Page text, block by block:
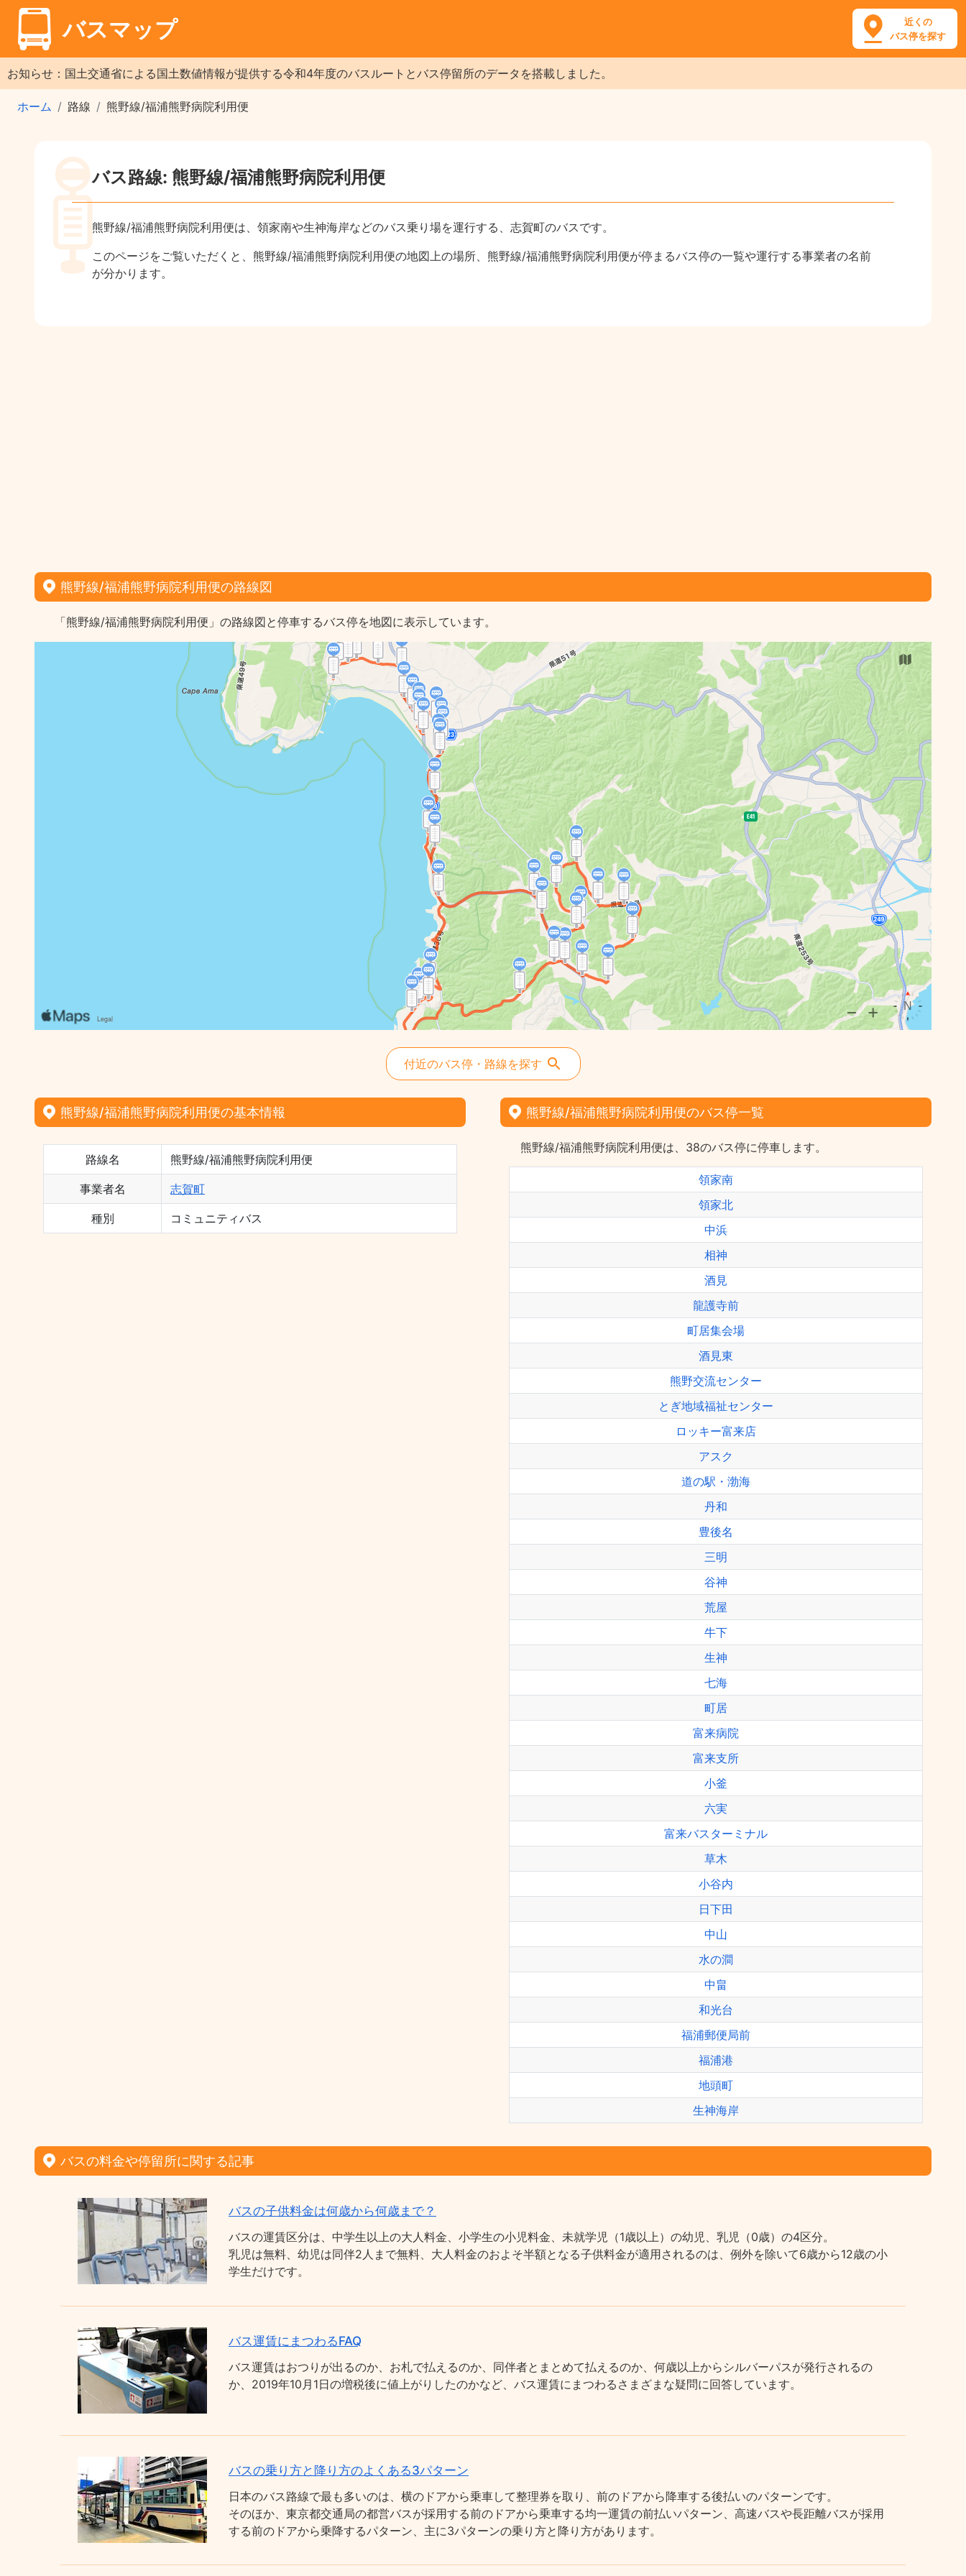
バスマップ
近くの
バス停を探す
お知らせ：国土交通省による国土数値情報が提供する令和4年度のバスルートとバス停留所のデータを搭載しました。
ホーム 路線 熊野線/福浦熊野病院利用便
バス路線: 熊野線/福浦熊野病院利用便
熊野線/福浦熊野病院利用便は、領家南や生神海岸などのバス乗り場を運行する、志賀町のバスです。
このページをご覧いただくと、熊野線/福浦熊野病院利用便の地図上の場所、熊野線/福浦熊野病院利用便が停まるバス停の一覧や運行する事業者の名前
が分かります。
熊野線/福浦熊野病院利用便の路線図
「熊野線/福浦熊野病院利用便」の路線図と停車するバス停を地図に表示しています。
付近のバス停・路線を探す
熊野線/福浦熊野病院利用便の基本情報
路線名 熊野線/福浦熊野病院利用便
事業者名 志賀町
種別 コミュニティバス
熊野線/福浦熊野病院利用便のバス停一覧
熊野線/福浦熊野病院利用便は、38のバス停に停車します。
領家南
領家北
中浜
相神
酒見
龍護寺前
町居集会場
酒見東
熊野交流センター
とぎ地域福祉センター
ロッキー富来店
アスク
道の駅・渤海
丹和
豊後名
三明
谷神
荒屋
牛下
生神
七海
町居
富来病院
富来支所
小釜
六実
富来バスターミナル
草木
小谷内
日下田
中山
水の澗
中畠
和光台
福浦郵便局前
福浦港
地頭町
生神海岸
バスの料金や停留所に関する記事
バスの子供料金は何歳から何歳まで？
バスの運賃区分は、中学生以上の大人料金、小学生の小児料金、未就学児（1歳以上）の幼児、乳児（0歳）の4区分。
乳児は無料、幼児は同伴2人まで無料、大人料金のおよそ半額となる子供料金が適用されるのは、例外を除いて6歳から12歳の小
学生だけです。
バス運賃にまつわるFAQ
バス運賃はおつりが出るのか、お札で払えるのか、同伴者とまとめて払えるのか、何歳以上からシルバーパスが発行されるの
か、2019年10月1日の増税後に値上がりしたのかなど、バス運賃にまつわるさまざまな疑問に回答しています。
バスの乗り方と降り方のよくある3パターン
日本のバス路線で最も多いのは、横のドアから乗車して整理券を取り、前のドアから降車する後払いのパターンです。
そのほか、東京都交通局の都営バスが採用する前のドアから乗車する均一運賃の前払いパターン、高速バスや長距離バスが採用
する前のドアから乗降するパターン、主に3パターンの乗り方と降り方があります。